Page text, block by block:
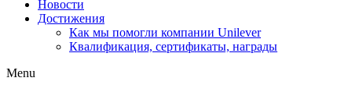
Новости
Достижения
Как мы помогли компании Unilever
Квалификация, сертификаты, награды
Menu